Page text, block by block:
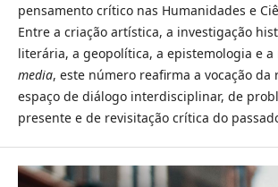
pensamento crítico nas Humanidades e
Entre a criação artística, a investigação
literária, a geopolítica, a epistemologia e a
media, este número reafirma a vocação da
espaço de diálogo interdisciplinar, de
presente e de revisitação crítica do